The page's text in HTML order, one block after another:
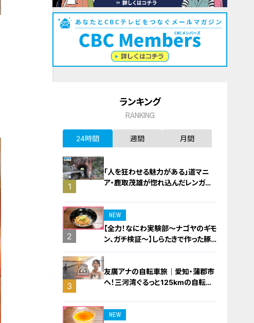
ランキング
RANKING
24時間 週間 月間
1
「人を狂わせる魅力がある」道マニ
ア・鹿取茂雄が惚れ込んだレンガの
2
NEW
【全力！なにわ実験部～ナゴヤのギモ
ン、ガチ検証～】しらたきで作った豚
バラミンチの油そば
3
友廣アナの自転車旅｜愛知・蒲郡市
へ！三河湾ぐるっと125kmの自転車
NEW